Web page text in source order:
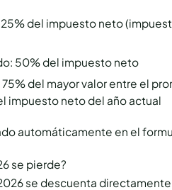
del impuesto neto
50% del impuesto neto
del mayor valor entre el
impuesto neto del año actual
automáticamente en el
se pierde?
se descuenta